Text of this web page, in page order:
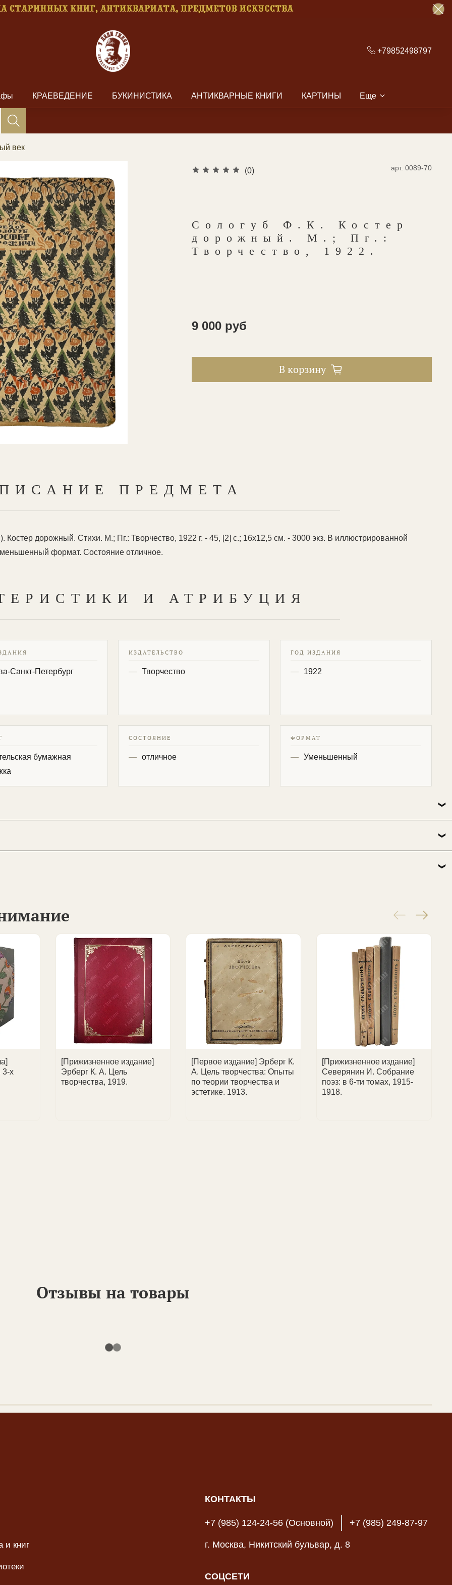
+79852498797
КРАЕВЕДЕНИЕ БУКИНИСТИКА АНТИКВАРНЫЕ КНИГИ КАРТИНЫ Еще
век
(0) арт. 0089-70
Сологуб Ф.К. Костер
дорожный. М.; Пг.:
Творчество, 1922.
9 000 руб
В корзину
ПРЕДМЕТА
дорожный. Стихи. М.; Пг.: Творчество, 1922 г. - 45, [2] с.; 16х12,5 см. - 3000 экз. В иллюстрированной
формат. Состояние отличное.
И АТРИБУЦИЯ
Санкт-Петербург
ИЗДАТЕЛЬСТВО
Творчество
ГОД ИЗДАНИЯ
1922
бумажная
СОСТОЯНИЕ
отличное
ФОРМАТ
Уменьшенный
счета или уточнения деталей.
советы по выбору антиквариата.
и формирование частных коллекций.
выдача сертификата с атрибуцией при покупке.
так и юридические лица.
х
[Прижизненное издание]
Эрберг К. А. Цель
творчества, 1919.
[Первое издание] Эрберг К.
А. Цель творчества: Опыты
по теории творчества и
эстетике. 1913.
[Прижизненное издание]
Северянин И. Собрание
поэз: в 6-ти томах, 1915-
1918.
Отзывы на товары
и книг
КОНТАКТЫ
+7 (985) 124-24-56 (Основной) +7 (985) 249-87-97
г. Москва, Никитский бульвар, д. 8
СОЦСЕТИ